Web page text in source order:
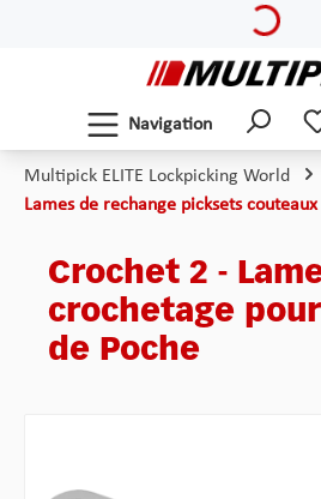
Navigation
Multipick ELITE Lockpicking World
Lames de rechange picksets
Crochet 2 -
crochetage
de Poche